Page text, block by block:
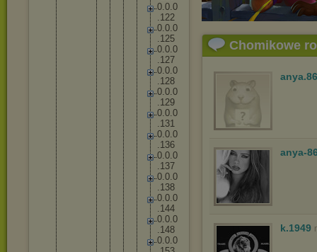
0.0.0
.122
0.0.0
.125
0.0.0
.127
0.0.0
.128
0.0.0
.129
0.0.0
.131
0.0.0
.136
0.0.0
.137
0.0.0
.138
0.0.0
.144
0.0.0
.148
0.0.0
Chomikowe
anya.86
anya-
k.1949